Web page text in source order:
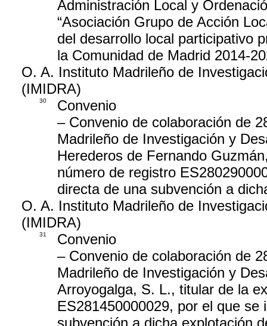
Administración Local y
“Asociación Grupo de Acción
del desarrollo local participativo
la Comunidad de Madrid 2014-
O. A. Instituto Madrileño de
(IMIDRA)
30
Convenio
– Convenio de colaboración de
Madrileño de Investigación y
Herederos de Fernando
número de registro
directa de una subvención a
O. A. Instituto Madrileño de
(IMIDRA)
31
Convenio
– Convenio de colaboración de
Madrileño de Investigación y
Arroyogalga, S. L., titular de la
ES281450000029, por el que